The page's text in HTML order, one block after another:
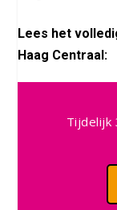
Lees het
Haag Centraal:
Tijdelijk